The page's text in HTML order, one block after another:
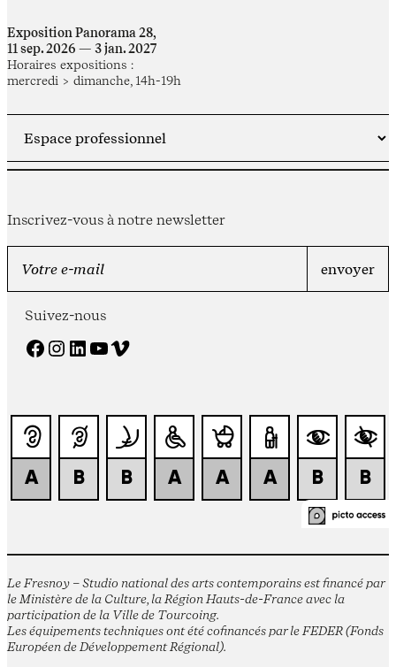
Exposition Panorama 28,
11 sep. 2026 — 3 jan. 2027
Horaires expositions :
mercredi > dimanche, 14h-19h
Inscrivez-vous à notre newsletter
Suivez-nous
Facebook Instagram LinkedIn YouTube Vimeo
Le Fresnoy – Studio national des arts contemporains est financé par
le Ministère de la Culture, la Région Hauts-de-France avec la
participation de la Ville de Tourcoing.
Les équipements techniques ont été cofinancés par le FEDER (Fonds
Européen de Développement Régional).